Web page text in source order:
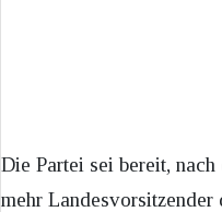
Die Partei sei bereit,
mehr